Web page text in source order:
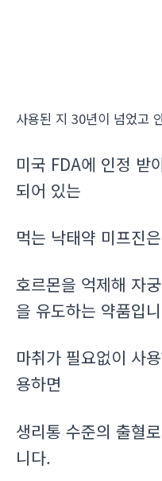
사용된 지 30년이 넘었고
미국 FDA에 인정 받
되어 있는
먹는 낙태약 미프진
호르몬을 억제해 자
을 유도하는 약품입
마취가 필요없이 사
용하면
생리통 수준의 출혈
니다.